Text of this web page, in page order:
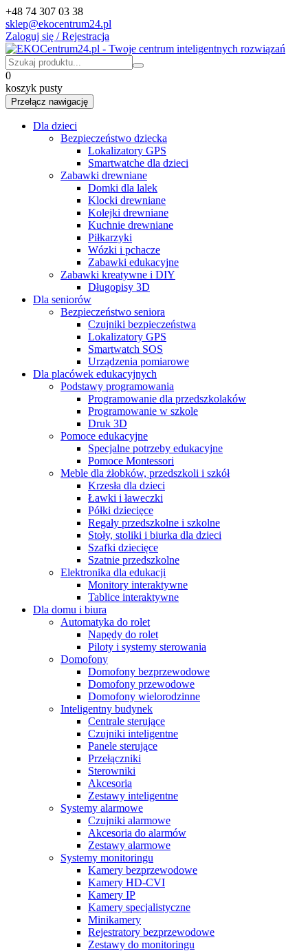
+48 74 307 03 38
sklep@ekocentrum24.pl
Zaloguj się / Rejestracja
0
koszyk pusty
Przełącz nawigację
Dla dzieci
Bezpieczeństwo dziecka
Lokalizatory GPS
Smartwatche dla dzieci
Zabawki drewniane
Domki dla lalek
Klocki drewniane
Kolejki drewniane
Kuchnie drewniane
Piłkarzyki
Wózki i pchacze
Zabawki edukacyjne
Zabawki kreatywne i DIY
Długopisy 3D
Dla seniorów
Bezpieczeństwo seniora
Czujniki bezpieczeństwa
Lokalizatory GPS
Smartwatch SOS
Urządzenia pomiarowe
Dla placówek edukacyjnych
Podstawy programowania
Programowanie dla przedszkolaków
Programowanie w szkole
Druk 3D
Pomoce edukacyjne
Specjalne potrzeby edukacyjne
Pomoce Montessori
Meble dla żłobków, przedszkoli i szkół
Krzesła dla dzieci
Ławki i ławeczki
Półki dziecięce
Regały przedszkolne i szkolne
Stoły, stoliki i biurka dla dzieci
Szafki dziecięce
Szatnie przedszkolne
Elektronika dla edukacji
Monitory interaktywne
Tablice interaktywne
Dla domu i biura
Automatyka do rolet
Napędy do rolet
Piloty i systemy sterowania
Domofony
Domofony bezprzewodowe
Domofony przewodowe
Domofony wielorodzinne
Inteligentny budynek
Centrale sterujące
Czujniki inteligentne
Panele sterujące
Przełączniki
Sterowniki
Akcesoria
Zestawy inteligentne
Systemy alarmowe
Czujniki alarmowe
Akcesoria do alarmów
Zestawy alarmowe
Systemy monitoringu
Kamery bezprzewodowe
Kamery HD-CVI
Kamery IP
Kamery specjalistyczne
Minikamery
Rejestratory bezprzewodowe
Zestawy do monitoringu